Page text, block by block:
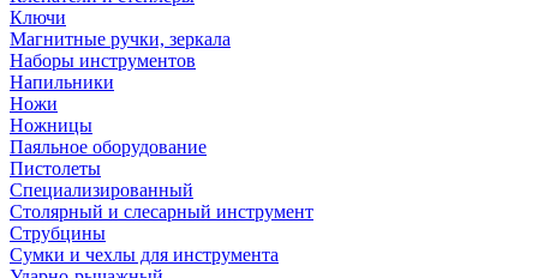
Ключи
Магнитные ручки, зеркала
Наборы инструментов
Напильники
Ножи
Ножницы
Паяльное оборудование
Пистолеты
Специализированный
Столярный и слесарный инструмент
Струбцины
Сумки и чехлы для инструмента